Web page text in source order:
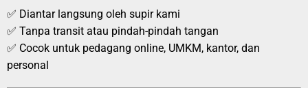
✅ Diantar langsung oleh supir kami
✅ Tanpa transit atau pindah-pindah tangan
✅ Cocok untuk pedagang online, UMKM, kantor, dan
personal